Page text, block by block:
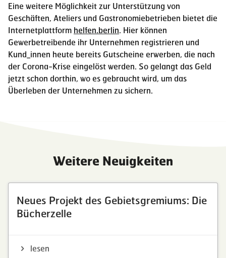
Eine weitere Möglichkeit zur Unterstützung von
Geschäften, Ateliers und Gastronomiebetrieben bietet die
Internetplattform helfen.berlin. Hier können
Gewerbetreibende ihr Unternehmen registrieren und
Kund_innen heute bereits Gutscheine erwerben, die nach
der Corona-Krise eingelöst werden. So gelangt das Geld
jetzt schon dorthin, wo es gebraucht wird, um das
Überleben der Unternehmen zu sichern.
Weitere Neuigkeiten
Neues Projekt des Gebietsgremiums: Die
Bücherzelle
lesen